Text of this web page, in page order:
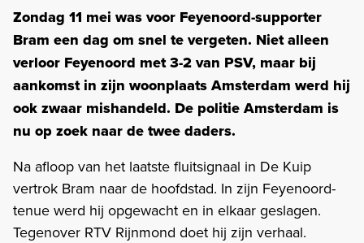
Zondag 11 mei was voor Feyenoord-supporter
Bram een dag om snel te vergeten. Niet alleen
verloor Feyenoord met 3-2 van PSV, maar bij
aankomst in zijn woonplaats Amsterdam werd hij
ook zwaar mishandeld. De politie Amsterdam is
nu op zoek naar de twee daders.
Na afloop van het laatste fluitsignaal in De Kuip
vertrok Bram naar de hoofdstad. In zijn Feyenoord-
tenue werd hij opgewacht en in elkaar geslagen.
Tegenover RTV Rijnmond doet hij zijn verhaal.